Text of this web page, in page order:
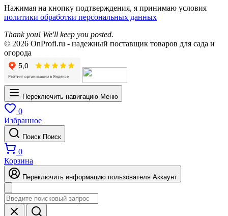
Нажимая на кнопку подтверждения, я принимаю условия
политики обработки персональных данных
Thank you! We'll keep you posted.
© 2026 OnProfi.ru - надежный поставщик товаров для сада и
огорода
Переключить навигацию Меню
0
Избранное
Поиск Поиск
0
Корзина
Переключить информацию пользователя Аккаунт